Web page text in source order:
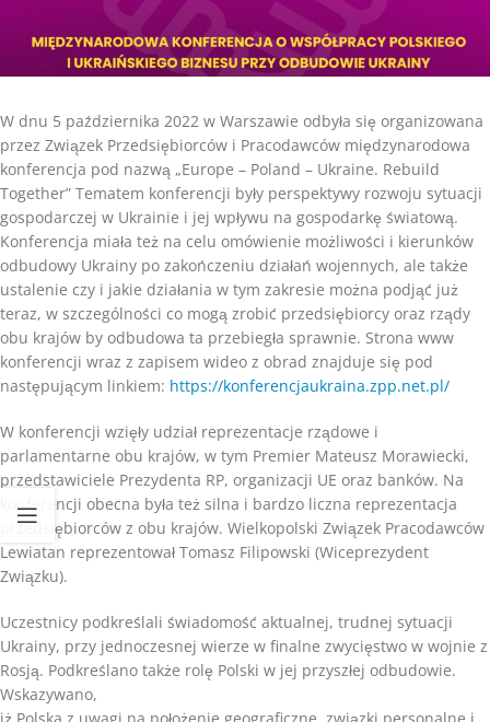
W dnu 5 października 2022 w Warszawie odbyła się organizowana
przez Związek Przedsiębiorców i Pracodawców międzynarodowa
konferencja pod nazwą „Europe – Poland – Ukraine. Rebuild
Together” Tematem konferencji były perspektywy rozwoju sytuacji
gospodarczej w Ukrainie i jej wpływu na gospodarkę światową.
Konferencja miała też na celu omówienie możliwości i kierunków
odbudowy Ukrainy po zakończeniu działań wojennych, ale także
ustalenie czy i jakie działania w tym zakresie można podjąć już
teraz, w szczególności co mogą zrobić przedsiębiorcy oraz rządy
obu krajów by odbudowa ta przebiegła sprawnie. Strona www
konferencji wraz z zapisem wideo z obrad znajduje się pod
następującym linkiem: https://konferencjaukraina.zpp.net.pl/
W konferencji wzięły udział reprezentacje rządowe i
parlamentarne obu krajów, w tym Premier Mateusz Morawiecki,
przedstawiciele Prezydenta RP, organizacji UE oraz banków. Na
konferencji obecna była też silna i bardzo liczna reprezentacja
przedsiębiorców z obu krajów. Wielkopolski Związek Pracodawców
Lewiatan reprezentował Tomasz Filipowski (Wiceprezydent
Związku).
Uczestnicy podkreślali świadomość aktualnej, trudnej sytuacji
Ukrainy, przy jednoczesnej wierze w finalne zwycięstwo w wojnie z
Rosją. Podkreślano także rolę Polski w jej przyszłej odbudowie.
Wskazywano,